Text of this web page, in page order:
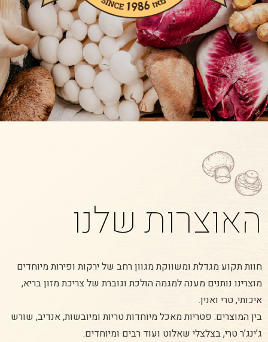
האוצרות שלנו
חוות תקוע מגדלת ומשווקת מגוון רחב של ירקות ופירות מיוחדים
מוצרינו נותנים מענה למגמה הולכת וגוברת של צריכת מזון בריא,
איכותי, טרי ואנין.
בין המוצרים: פטריות מאכל מיוחדות טריות ומיובשות, אנדיב, שורש
ג’ינג’ר טרי, בצלצלי שאלוט ועוד רבים ומיוחדים.